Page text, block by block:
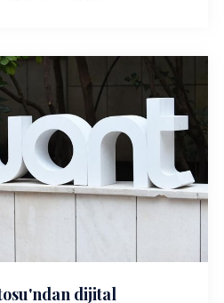
dijital